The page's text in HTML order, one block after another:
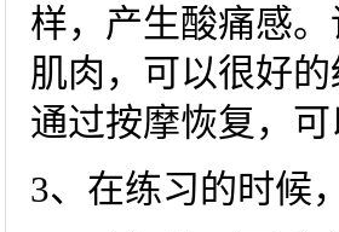
样，产生酸痛感
肌肉，可以很好
通过按摩恢复，
3、在练习的时候